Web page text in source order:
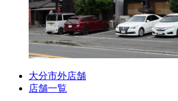
大分市外店舗
店舗一覧